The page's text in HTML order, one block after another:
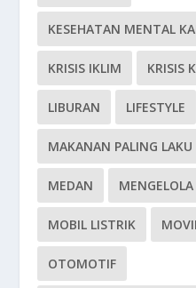
KESEHATAN MENTAL
KRISIS IKLIM KRISIS
LIBURAN LIFESTYLE
MAKANAN PALING LAKU
MEDAN
MOBIL LISTRIK
OTOMOTIF